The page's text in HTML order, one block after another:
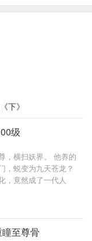
下》
级
，横扫妖界。 他养的
，蜕变为九天苍龙？
，竟然成了一代人
至尊骨